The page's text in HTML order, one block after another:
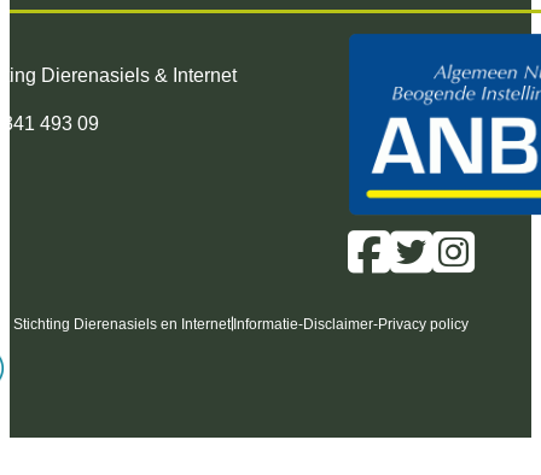
Dierenasiels & Internet
493 09
Stichting Dierenasiels en Internet Informatie-Disclaimer-Privacy policy